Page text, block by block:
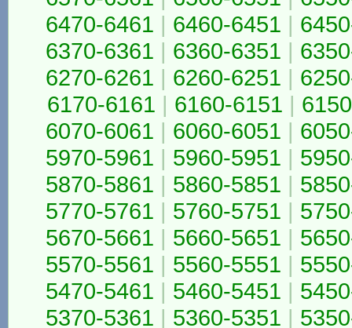
6470-6461 | 6460-6451 |
6370-6361 | 6360-6351 |
6270-6261 | 6260-6251 |
6170-6161 | 6160-6151 |
6070-6061 | 6060-6051 |
5970-5961 | 5960-5951 |
5870-5861 | 5860-5851 |
5770-5761 | 5760-5751 |
5670-5661 | 5660-5651 |
5570-5561 | 5560-5551 |
5470-5461 | 5460-5451 |
5370-5361 | 5360-5351 |